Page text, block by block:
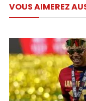
l’article
VOUS AIMEREZ